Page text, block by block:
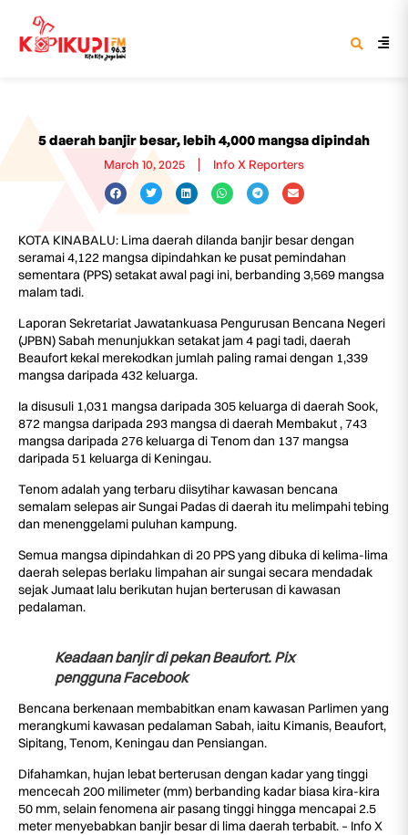
5 daerah banjir besar, lebih 4,000 mangsa dipindah
March 10, 2025 Info X Reporters
KOTA KINABALU: Lima daerah dilanda banjir besar dengan
seramai 4,122 mangsa dipindahkan ke pusat pemindahan
sementara (PPS) setakat awal pagi ini, berbanding 3,569 mangsa
malam tadi.
Laporan Sekretariat Jawatankuasa Pengurusan Bencana Negeri
(JPBN) Sabah menunjukkan setakat jam 4 pagi tadi, daerah
Beaufort kekal merekodkan jumlah paling ramai dengan 1,339
mangsa daripada 432 keluarga.
Ia disusuli 1,031 mangsa daripada 305 keluarga di daerah Sook,
872 mangsa daripada 293 mangsa di daerah Membakut , 743
mangsa daripada 276 keluarga di Tenom dan 137 mangsa
daripada 51 keluarga di Keningau.
Tenom adalah yang terbaru diisytihar kawasan bencana
semalam selepas air Sungai Padas di daerah itu melimpahi tebing
dan menenggelami puluhan kampung.
Semua mangsa dipindahkan di 20 PPS yang dibuka di kelima-lima
daerah selepas berlaku limpahan air sungai secara mendadak
sejak Jumaat lalu berikutan hujan berterusan di kawasan
pedalaman.
Keadaan banjir di pekan Beaufort. Pix
pengguna Facebook
Bencana berkenaan membabitkan enam kawasan Parlimen yang
merangkumi kawasan pedalaman Sabah, iaitu Kimanis, Beaufort,
Sipitang, Tenom, Keningau dan Pensiangan.
Difahamkan, hujan lebat berterusan dengan kadar yang tinggi
mencecah 200 milimeter (mm) berbanding kadar biasa kira-kira
50 mm, selain fenomena air pasang tinggi hingga mencapai 2.5
meter menyebabkan banjir besar di lima daerah terbabit. – Info X